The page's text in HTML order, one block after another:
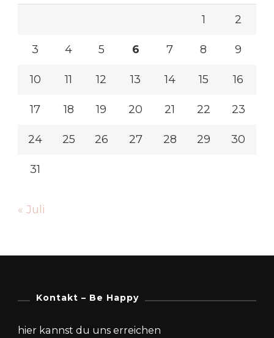
1 2
3 4 5 6 7 8 9
10 11 12 13 14 15 16
17 18 19 20 21 22 23
24 25 26 27 28 29 30
31
« Juli
Kontakt – Be Happy
hier kannst du uns erreichen